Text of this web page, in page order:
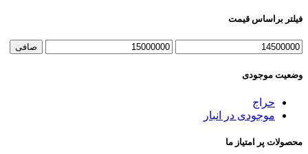
فیلتر براساس قیمت
حداقل
حداكثر
صافی
وضعیت موجودی
حراج
موجودی در انبار
محصولات پر امتیاز ما